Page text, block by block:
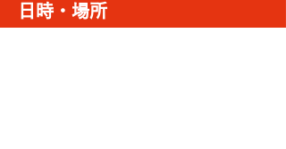
日時・場所